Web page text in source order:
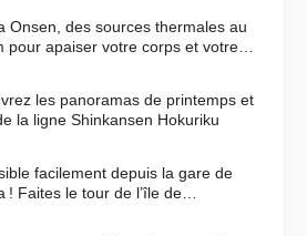
Onsen, des sources thermales au
pour apaiser votre corps et votre
les panoramas de printemps et
la ligne Shinkansen Hokuriku
facilement depuis la gare de
! Faites le tour de l’île de